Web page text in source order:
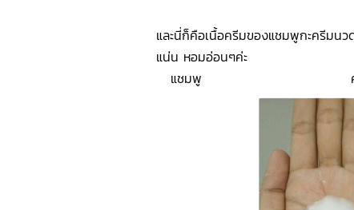
และนี่ก็คือเนื้อครีมของแชมพูกะครีมน
แน่น หอมอ่อนๆค่ะ
แชมพู ครีม